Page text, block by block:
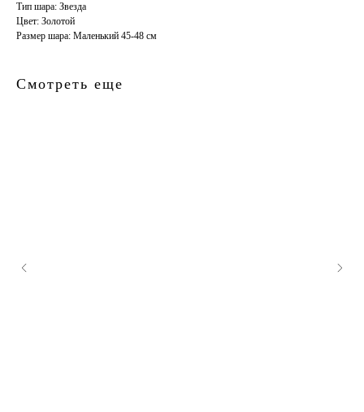
Тип шара: Звезда
Цвет: Золотой
Размер шара: Маленький 45-48 см
Смотреть еще